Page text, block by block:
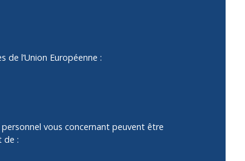
l’Union Européenne :
vous concernant peuvent être
de :